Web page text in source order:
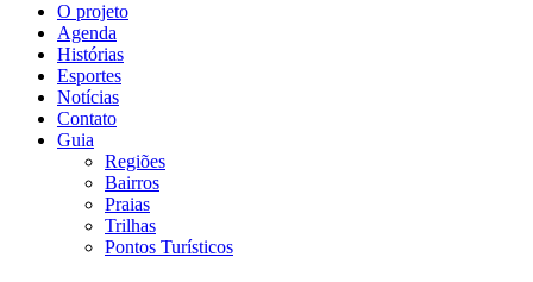
O projeto
Agenda
Histórias
Esportes
Notícias
Contato
Guia
Regiões
Bairros
Praias
Trilhas
Pontos Turísticos